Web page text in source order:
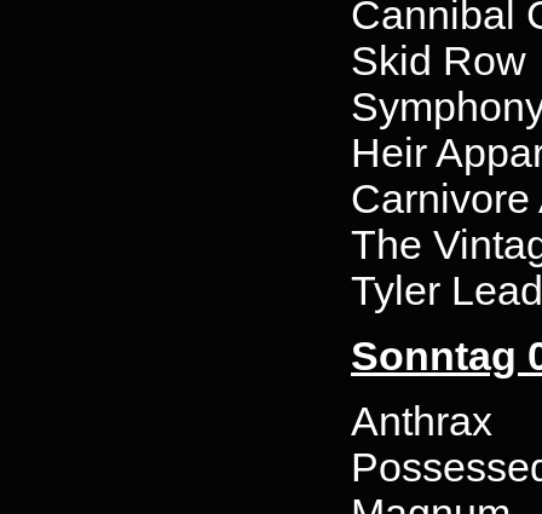
Cannibal
Skid Row
Heir
Carnivore
The
Tyler
Sonntag
Anthrax